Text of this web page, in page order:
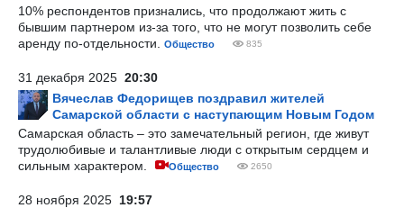
10% респондентов признались, что продолжают жить с
бывшим партнером из-за того, что не могут позволить себе
аренду по-отдельности.
Общество 835
31 декабря 2025 20:30
Вячеслав Федорищев поздравил жителей
Самарской области с наступающим Новым Годом
Самарская область – это замечательный регион, где живут
трудолюбивые и талантливые люди с открытым сердцем и
сильным характером.
Общество 2650
28 ноября 2025 19:57